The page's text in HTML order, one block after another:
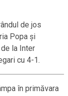
de jos
Popa și
la Inter
cu 4-1.
în primăvara